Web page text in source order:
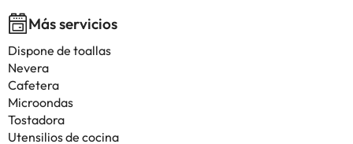
Más servicios
Dispone de toallas
Nevera
Cafetera
Microondas
Tostadora
Utensilios de cocina